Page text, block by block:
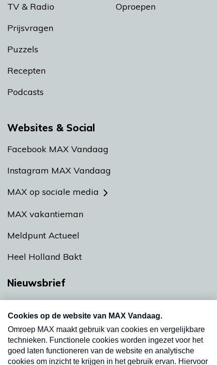
TV & Radio
Prijsvragen
Puzzels
Recepten
Podcasts
Oproepen
Websites & Social
Facebook MAX Vandaag
Instagram MAX Vandaag
MAX op sociale media
MAX vakantieman
Meldpunt Actueel
Heel Holland Bakt
Nieuwsbrief
nieuwsbrief. Elke vrijdag- en dinsdagochtend in
uw mailbox.
Verzend